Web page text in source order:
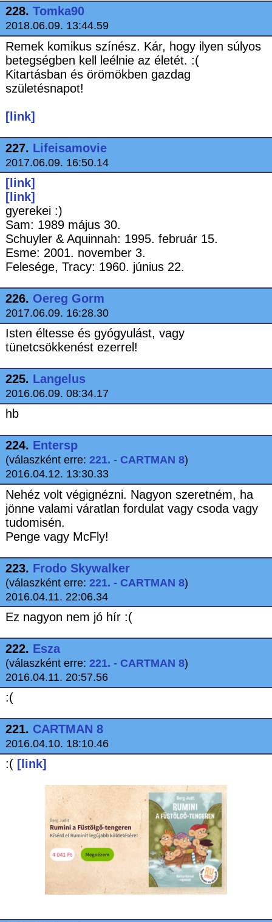
228. Tomka90
2018.06.09. 13:44.59
Remek komikus színész. Kár, hogy ilyen súlyos
betegségben kell leélnie az életét. :(
Kitartásban és örömökben gazdag
születésnapot!
[link]
227. Lifeisamovie
2017.06.09. 16:50.14
[link]
[link]
gyerekei :)
Sam: 1989 május 30.
Schuyler & Aquinnah: 1995. február 15.
Esme: 2001. november 3.
Felesége, Tracy: 1960. június 22.
226. Oereg Gorm
2017.06.09. 16:28.30
Isten éltesse és gyógyulást, vagy
tünetcsökkenést ezerrel!
225. Langelus
2016.06.09. 08:34.17
hb
224. Entersp
(válaszként erre: 221. - CARTMAN 8)
2016.04.12. 13:30.33
Nehéz volt végignézni. Nagyon szeretném, ha
jönne valami váratlan fordulat vagy csoda vagy
tudomisén.
Penge vagy McFly!
223. Frodo Skywalker
(válaszként erre: 221. - CARTMAN 8)
2016.04.11. 22:06.34
Ez nagyon nem jó hír :(
222. Esza
(válaszként erre: 221. - CARTMAN 8)
2016.04.11. 20:57.56
:(
221. CARTMAN 8
2016.04.10. 18:10.46
:( [link]